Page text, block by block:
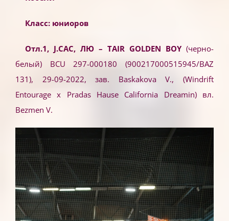
Класс: юниоров
Отл.1, J.CAC, ЛЮ – TAIR GOLDEN BOY(черно-
белый) BCU 297-000180 (900217000515945/BAZ
131), 29-09-2022, зав. Baskakova V., (Windrift
Entourage x Pradas Hause California Dreamin) вл.
Bezmen V.